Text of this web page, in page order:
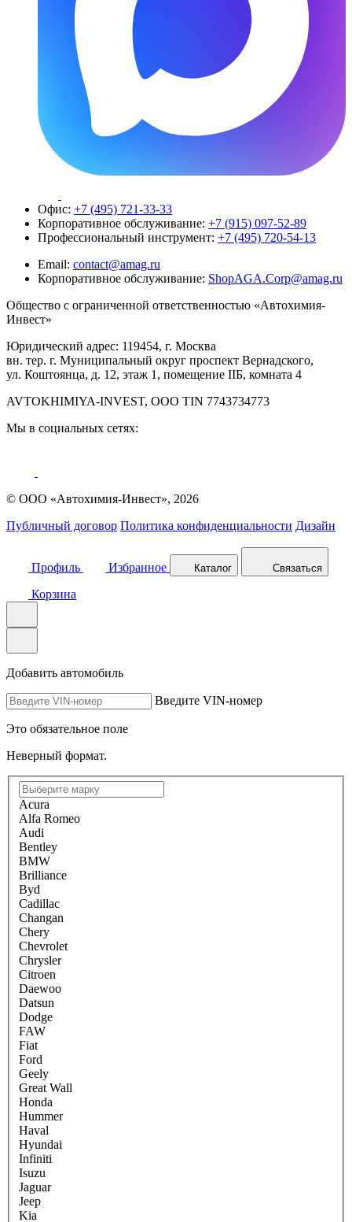
Офис: +7 (495) 721-33-33
Корпоративное обслуживание: +7 (915) 097-52-89
Профессиональный инструмент: +7 (495) 720-54-13
Email: contact@amag.ru
Корпоративное обслуживание: ShopAGA.Corp@amag.ru
Общество с ограниченной ответственностью «Автохимия-
Инвест»
Юридический адрес: 119454, г. Москва
вн. тер. г. Муниципальный округ проспект Вернадского,
ул. Коштоянца, д. 12, этаж 1, помещение IIБ, комната 4
AVTOKHIMIYA-INVEST, OOO TIN 7743734773
Мы в социальных сетях:
© ООО «Автохимия-Инвест», 2026
Публичный договор Политика конфиденциальности Дизайн
Профиль Избранное Каталог Связаться
Корзина
Добавить автомобиль
Введите VIN-номер
Это обязательное поле
Неверный формат.
Acura
Alfa Romeo
Audi
Bentley
BMW
Brilliance
Byd
Cadillac
Changan
Chery
Chevrolet
Chrysler
Citroen
Daewoo
Datsun
Dodge
FAW
Fiat
Ford
Geely
Great Wall
Honda
Hummer
Haval
Hyundai
Infiniti
Isuzu
Jaguar
Jeep
Kia